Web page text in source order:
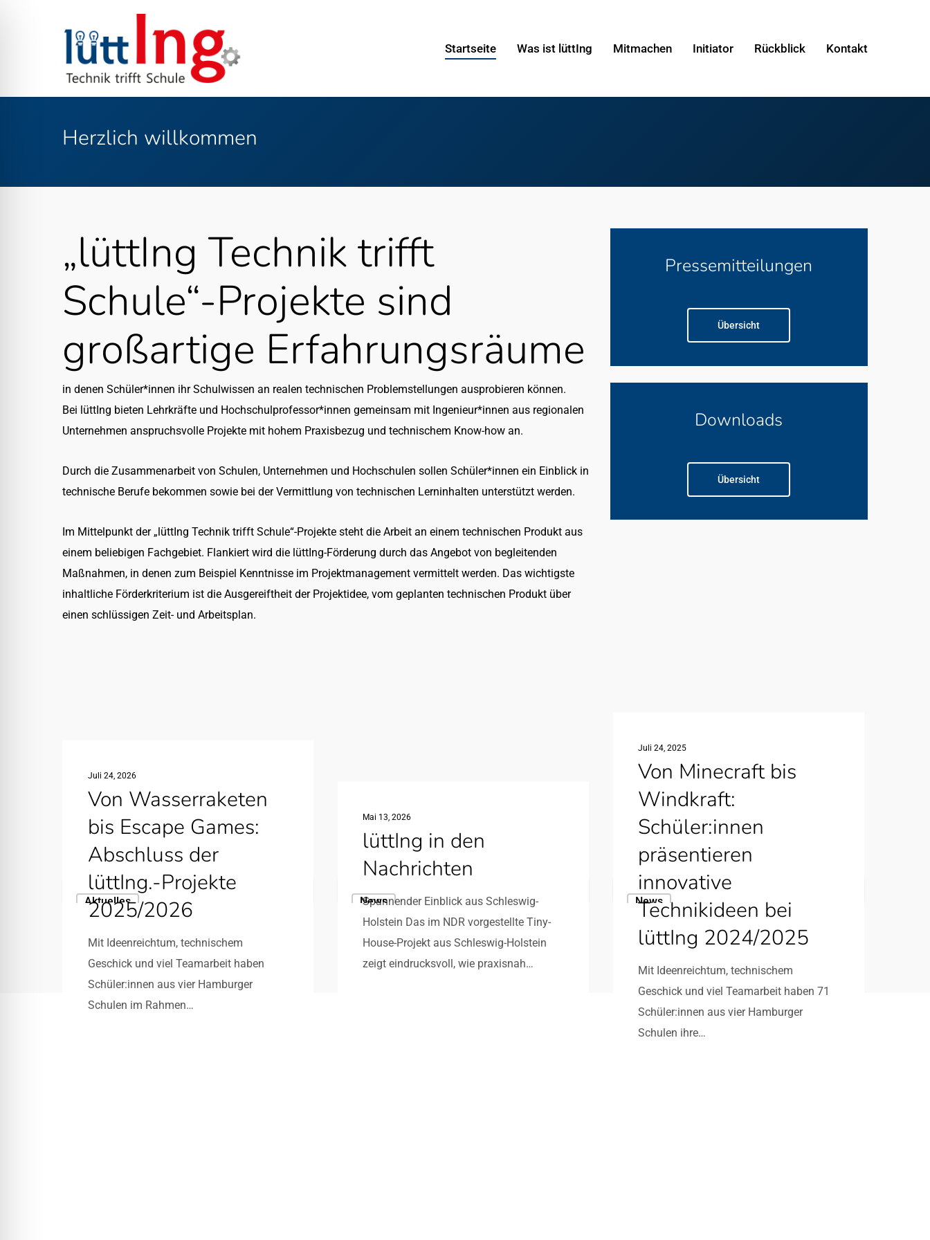
Startseite Was ist lüttIng Mitmachen Initiator Rückblick Kontakt
Herzlich willkommen
„lüttIng Technik trifft
Schule“-Projekte sind
großartige Erfahrungsräume
in denen Schüler*innen ihr Schulwissen an realen technischen Problemstellungen ausprobieren können.
Bei lüttIng bieten Lehrkräfte und Hochschulprofessor*innen gemeinsam mit Ingenieur*innen aus regionalen
Unternehmen anspruchsvolle Projekte mit hohem Praxisbezug und technischem Know-how an.
Durch die Zusammenarbeit von Schulen, Unternehmen und Hochschulen sollen Schüler*innen ein Einblick in
technische Berufe bekommen sowie bei der Vermittlung von technischen Lerninhalten unterstützt werden.
Im Mittelpunkt der „lüttIng Technik trifft Schule“-Projekte steht die Arbeit an einem technischen Produkt aus
einem beliebigen Fachgebiet. Flankiert wird die lüttIng-Förderung durch das Angebot von begleitenden
Maßnahmen, in denen zum Beispiel Kenntnisse im Projektmanagement vermittelt werden. Das wichtigste
inhaltliche Förderkriterium ist die Ausgereiftheit der Projektidee, vom geplanten technischen Produkt über
einen schlüssigen Zeit- und Arbeitsplan.
Pressemitteilungen
Übersicht
Downloads
Übersicht
Aktuelle Beiträge
Aktuelles
Wasserraketen
Escape
Games:
Abschluss
Juli 24, 2026
Von Wasserraketen
bis Escape Games:
Abschluss der
lüttIng.-Projekte
2025/2026
Mit Ideenreichtum, technischem
Geschick und viel Teamarbeit haben
Schüler:innen aus vier Hamburger
Schulen im Rahmen…
News
Nachrichten
Mai 13, 2026
lüttIng in den
Nachrichten
Spannender Einblick aus Schleswig-
Holstein Das im NDR vorgestellte Tiny-
House-Projekt aus Schleswig-Holstein
zeigt eindrucksvoll, wie praxisnah…
News
Minecraft
Windkraft:
Schüler:innen
präsentieren
innovative
Technikideen
Juli 24, 2025
Von Minecraft bis
Windkraft:
Schüler:innen
präsentieren
innovative
Technikideen bei
lüttIng 2024/2025
Mit Ideenreichtum, technischem
Geschick und viel Teamarbeit haben 71
Schüler:innen aus vier Hamburger
Schulen ihre…
Modus
Profil
freundlicher Modus
sicherer Modus